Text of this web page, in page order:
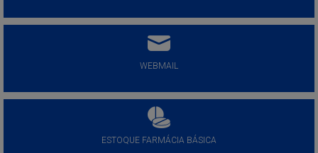
WEBMAIL
ESTOQUE FARMÁCIA BÁSICA